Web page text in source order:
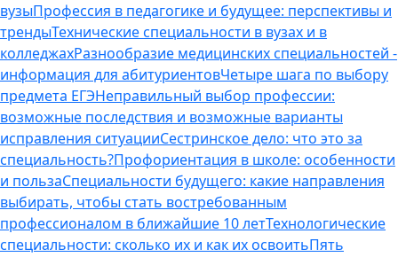
вузыПрофессия в педагогике и будущее: перспективы и
трендыТехнические специальности в вузах и в
колледжахРазнообразие медицинских специальностей -
информация для абитуриентовЧетыре шага по выбору
предмета ЕГЭНеправильный выбор профессии:
возможные последствия и возможные варианты
исправления ситуацииСестринское дело: что это за
специальность?Профориентация в школе: особенности
и пользаСпециальности будущего: какие направления
выбирать, чтобы стать востребованным
профессионалом в ближайшие 10 летТехнологические
специальности: сколько их и как их освоитьПять